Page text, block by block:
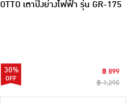
OTTO เตาปิ้งย่างไฟฟ้า รุ่น GR-175
30%
฿ 899
฿ 1,290